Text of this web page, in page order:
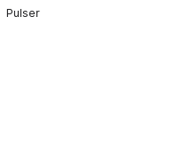
Pulser